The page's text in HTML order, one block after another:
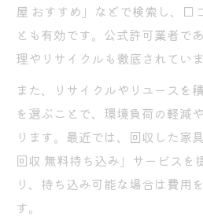
屋 おすすめ」などで検索し、口
とも有効です。公式許可業者で
理やリサイクルも徹底されていま
また、リサイクルやリユースを
を選ぶことで、環境負荷の軽減
ります。最近では、回収した家
回収 無料持ち込み」サービスを
り、持ち込み可能な場合は費用
す。